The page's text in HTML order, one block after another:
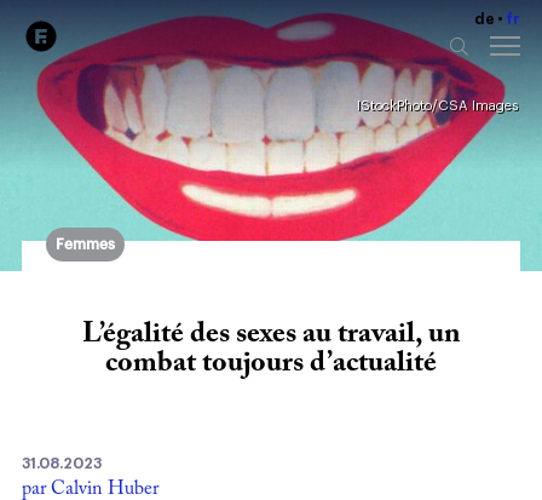
de fr
IStockPhoto/CSA Images
Femmes
L’égalité des sexes au travail, un
combat toujours d’actualité
31.08.2023
par Calvin Huber